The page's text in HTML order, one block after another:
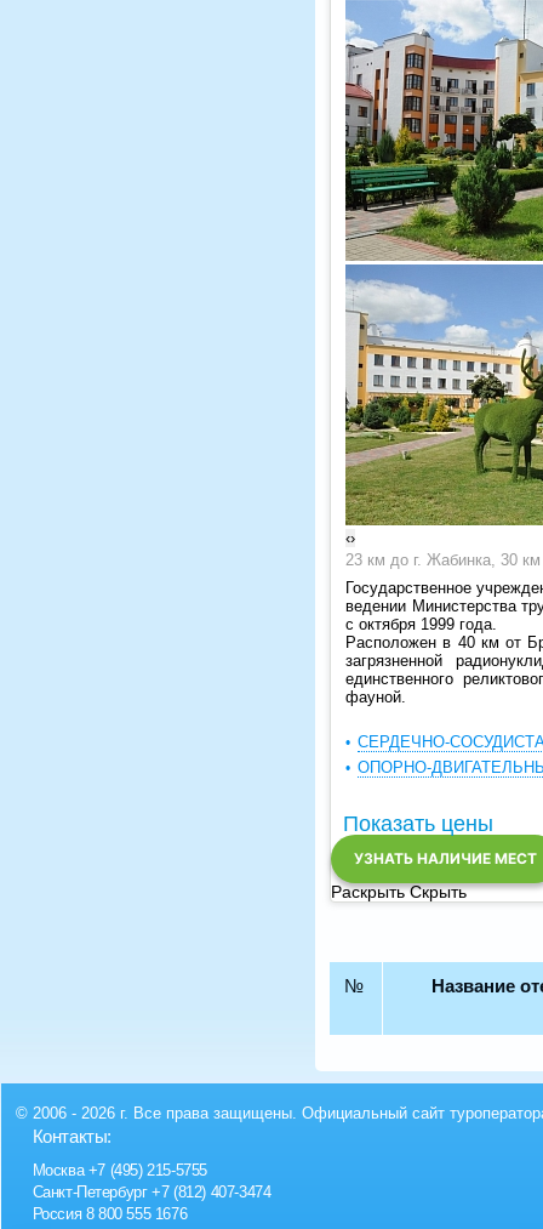
‹›
23 км до г. Жабинка, 30
Государственное
ведении Министерства
с октября 1999 года.
Расположен в 40 км от
загрязненной
единственного
фауной.
СЕРДЕЧНО-
ОПОРНО-
Показать цены
УЗНАТЬ НАЛИЧИЕ МЕСТ
Раскрыть Скрыть
№ Название
© 2006 - 2026 г. Все права защищены. Официальный сайт
Контакты:
Москва+7 (495) 215-5755
Санкт-Петербург+7 (812) 407-3474
Россия 8 800 555 1676